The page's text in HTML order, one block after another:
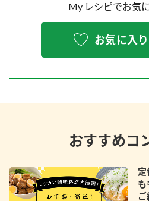
My レシピでお気
お気に入
おすすめコ
定
も
ご